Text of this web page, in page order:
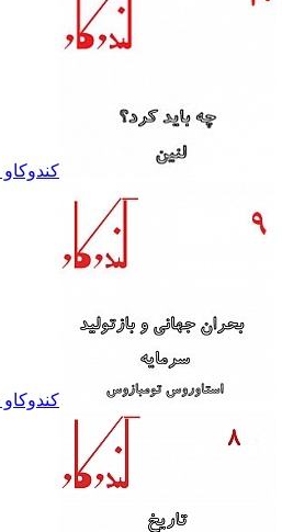
کندوکاو ١٠
کندوکاو ٩